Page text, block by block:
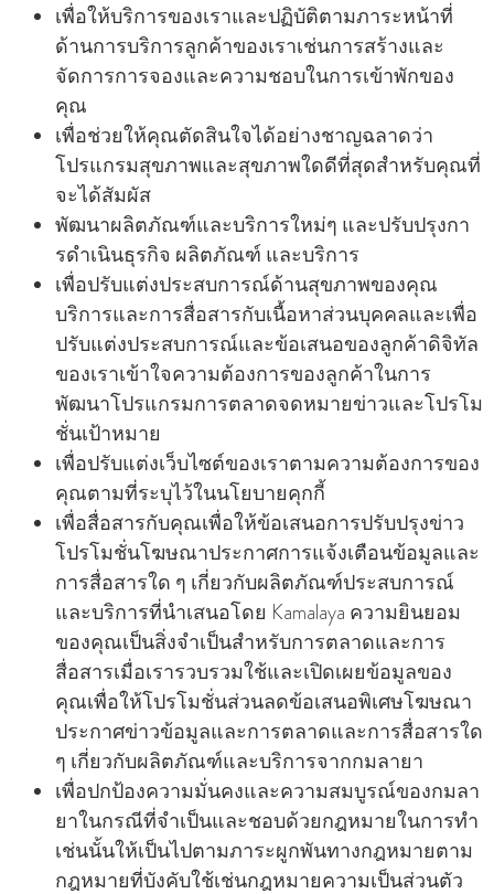
เพื่อให้บริการของเราและปฏิบัติตามภาระหน้าที่
ด้านการบริการลูกค้าของเราเช่นการสร้างและ
จัดการการจองและความชอบในการเข้าพักของ
คุณ
เพื่อช่วยให้คุณตัดสินใจได้อย่างชาญฉลาดว่า
โปรแกรมสุขภาพและสุขภาพใดดีที่สุดสําหรับคุณที่
จะได้สัมผัส
พัฒนาผลิตภัณฑ์และบริการใหม่ๆ และปรับปรุงกา
รดําเนินธุรกิจ ผลิตภัณฑ์ และบริการ
เพื่อปรับแต่งประสบการณ์ด้านสุขภาพของคุณ
บริการและการสื่อสารกับเนื้อหาส่วนบุคคลและเพื่อ
ปรับแต่งประสบการณ์และข้อเสนอของลูกค้าดิจิทัล
ของเราเข้าใจความต้องการของลูกค้าในการ
พัฒนาโปรแกรมการตลาดจดหมายข่าวและโปรโม
ชั่นเป้าหมาย
เพื่อปรับแต่งเว็บไซต์ของเราตามความต้องการของ
คุณตามที่ระบุไว้ในนโยบายคุกกี้
เพื่อสื่อสารกับคุณเพื่อให้ข้อเสนอการปรับปรุงข่าว
โปรโมชั่นโฆษณาประกาศการแจ้งเตือนข้อมูลและ
การสื่อสารใด ๆ เกี่ยวกับผลิตภัณฑ์ประสบการณ์
และบริการที่นําเสนอโดย Kamalaya ความยินยอม
ของคุณเป็นสิ่งจําเป็นสําหรับการตลาดและการ
สื่อสารเมื่อเรารวบรวมใช้และเปิดเผยข้อมูลของ
คุณเพื่อให้โปรโมชั่นส่วนลดข้อเสนอพิเศษโฆษณา
ประกาศข่าวข้อมูลและการตลาดและการสื่อสารใด
ๆ เกี่ยวกับผลิตภัณฑ์และบริการจากกมลายา
เพื่อปกป้องความมั่นคงและความสมบูรณ์ของกมลา
ยาในกรณีที่จําเป็นและชอบด้วยกฎหมายในการทํา
เช่นนั้นให้เป็นไปตามภาระผูกพันทางกฎหมายตาม
กฎหมายที่บังคับใช้เช่นกฎหมายความเป็นส่วนตัว